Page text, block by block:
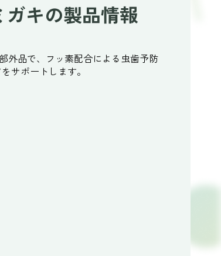
キの製品情報
外品で、フッ素配合による虫歯予防
サポートします。